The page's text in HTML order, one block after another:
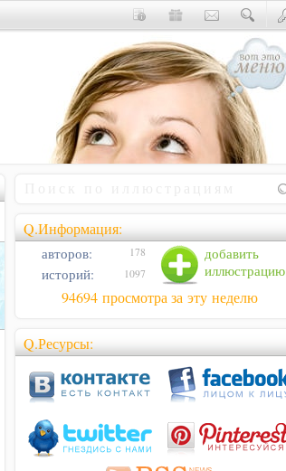
Q.Информация:
добавить
иллюстрацию
авторов: 178
историй: 1097
94694 просмотра за эту неделю
Q.Ресурсы: